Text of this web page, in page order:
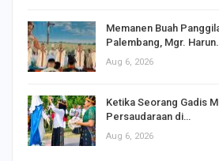
Memanen Buah
Palembang, Mgr.
Aug 6, 2026
Ketika Seorang Gadis
Persaudaraan di…
Aug 6, 2026